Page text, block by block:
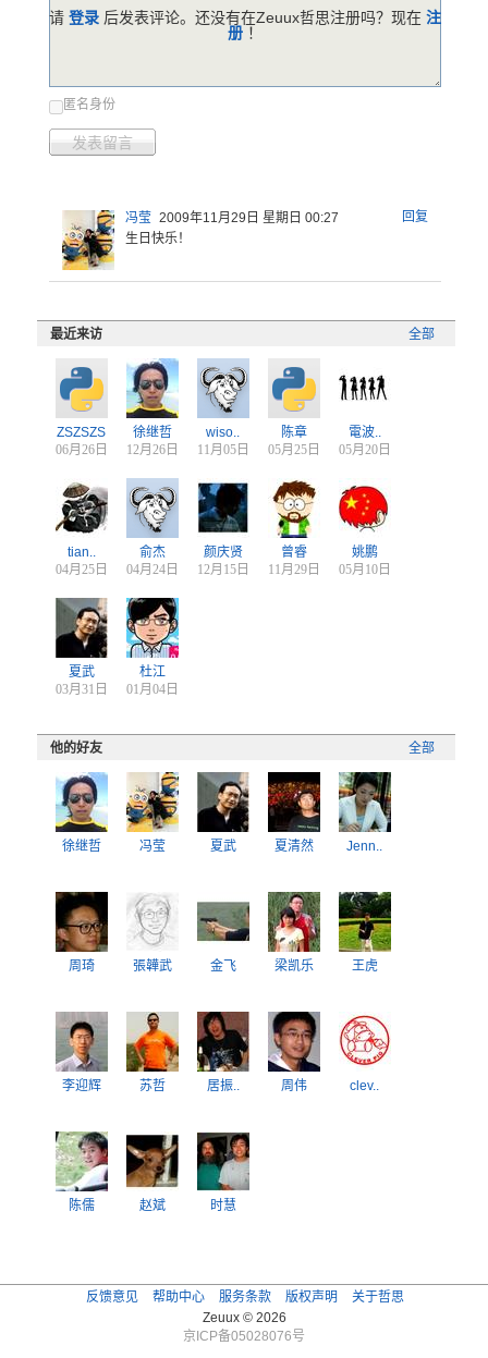
匿名身份
发表留言
请 登录 后发表评论。还没有在Zeuux哲思注册吗？现在 注
册 ！
回复
冯莹 2009年11月29日 星期日 00:27
生日快乐！
全部
最近来访
ZSZSZS
06月26日
徐继哲
12月26日
wiso..
11月05日
陈章
05月25日
電波..
05月20日
tian..
04月25日
俞杰
04月24日
颜庆贤
12月15日
曾睿
11月29日
姚鹏
05月10日
夏武
03月31日
杜江
01月04日
全部
他的好友
徐继哲 冯莹 夏武 夏清然 Jenn..
周琦 張韡武 金飞 梁凯乐 王虎
李迎辉 苏哲 居振.. 周伟 clev..
陈儒 赵斌 时慧
反馈意见 帮助中心 服务条款 版权声明
关于哲思
Zeuux © 2026
京ICP备05028076号